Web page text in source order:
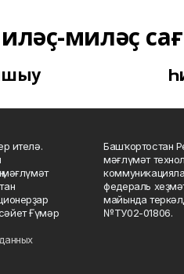
миләҫ
ителә.
мәғлүмәт
Ғүмәр
Башҡортостан
мәғлүмәт
федераль
майында
№ТУ02-01806.